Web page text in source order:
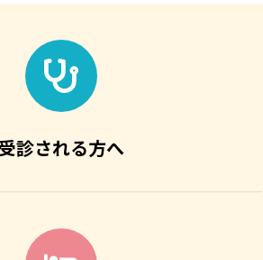
診される方へ